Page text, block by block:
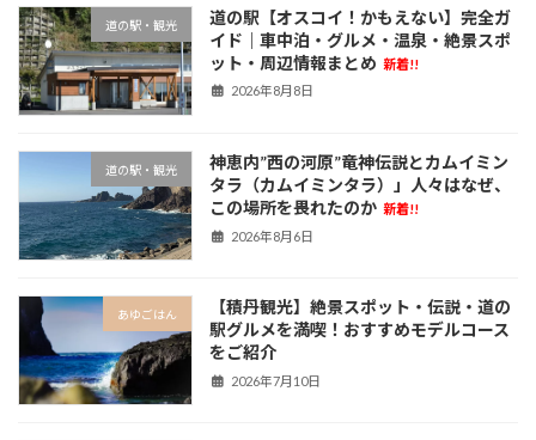
道の駅・観光
道の駅【オスコイ！かもえない】完全ガ
イド｜車中泊・グルメ・温泉・絶景スポ
ット・周辺情報まとめ 新着!!
2026年8月8日
道の駅・観光
神恵内”西の河原”竜神伝説とカムイミン
タラ（カムイミンタラ）」人々はなぜ、
この場所を畏れたのか 新着!!
2026年8月6日
あゆごはん
【積丹観光】絶景スポット・伝説・道の
駅グルメを満喫！おすすめモデルコース
をご紹介
2026年7月10日